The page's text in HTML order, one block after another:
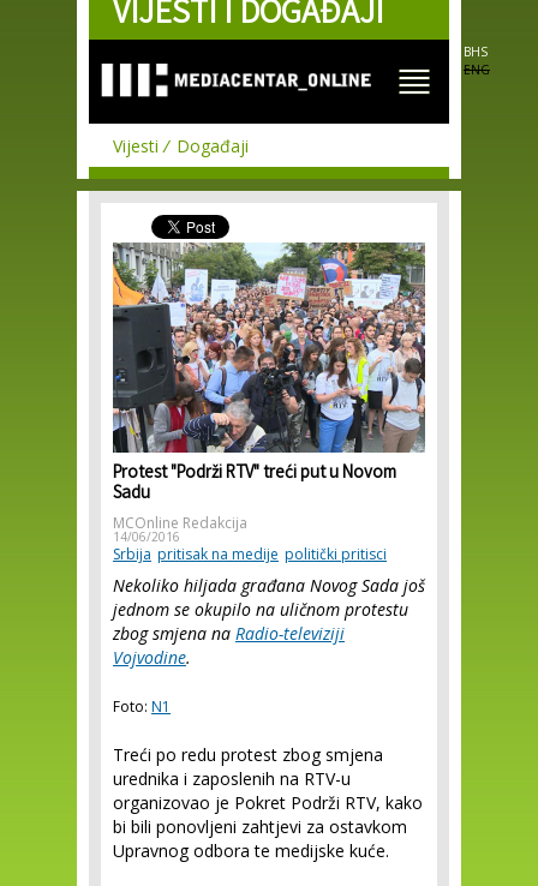
Skip to
main
VIJESTI I DOGAĐAJI
BHS
ENG
Vijesti Događaji
Protest "Podrži RTV" treći put u Novom
Sadu
MCOnline Redakcija
14/06/2016
Srbija pritisak na medije politički pritisci
Nekoliko hiljada građana Novog Sada još
jednom se okupilo na uličnom protestu
zbog smjena na Radio-televiziji
Vojvodine.
Foto: N1
Treći po redu protest zbog smjena
urednika i zaposlenih na RTV-u
organizovao je Pokret Podrži RTV, kako
bi bili ponovljeni zahtjevi za ostavkom
Upravnog odbora te medijske kuće.